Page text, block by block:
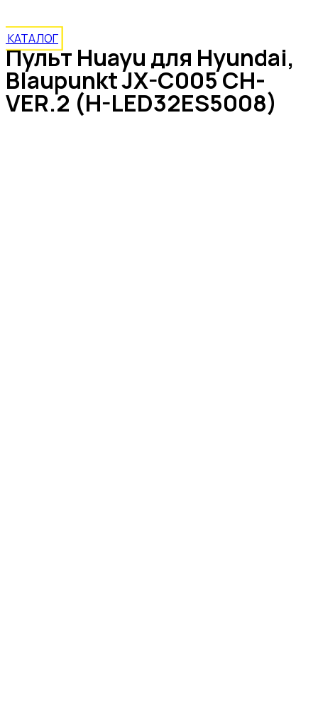
КАТАЛОГ
Пульт Huayu для Hyundai,
Blaupunkt JX-C005 CH-
VER.2 (H-LED32ES5008)